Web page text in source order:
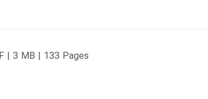
| 3 MB | 133 Pages